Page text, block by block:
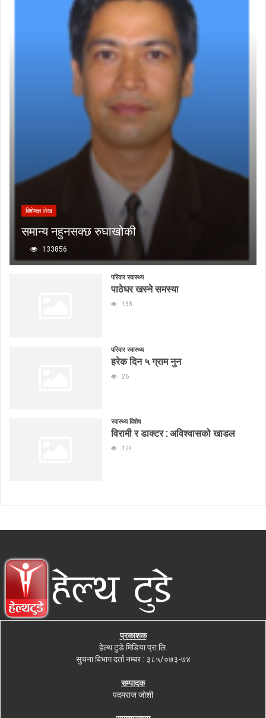
बिशेषज्ञ लेख
समान्य नहुनसक्छ रुघाखोकी
133856
परिवार स्वास्थ्य
पाठेघर खस्ने समस्या
133
परिवार स्वास्थ्य
हरेक दिन ५ ग्राम नुन
26
स्वास्थ्य विशेष
विरामी र डाक्टर : अविश्वासको खाडल
124
प्रकाशक
हेल्थ टुडे मिडिया प्रा.लि.
सुचना बिभाग दर्ता नम्बर : ३८५/०७३-७४
सम्पादक
पदमराज जोशी